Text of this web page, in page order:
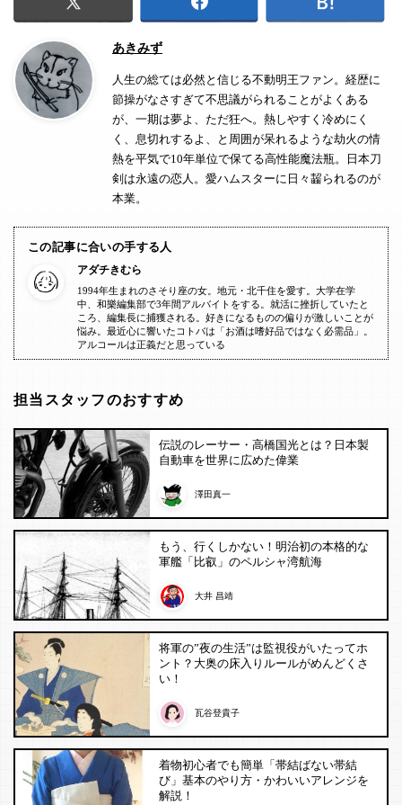
あきみず
人生の総ては必然と信じる不動明王ファン。経歴に
節操がなさすぎて不思議がられることがよくある
が、一期は夢よ、ただ狂へ。熱しやすく冷めにく
く、息切れするよ、と周囲が呆れるような劫火の情
熱を平気で10年単位で保てる高性能魔法瓶。日本刀
剣は永遠の恋人。愛ハムスターに日々齧られるのが
本業。
この記事に合いの手する人
アダチきむら
1994年生まれのさそり座の女。地元・北千住を愛す。大学在学
中、和樂編集部で3年間アルバイトをする。就活に挫折していたと
ころ、編集長に捕獲される。好きになるものの偏りが激しいことが
悩み。最近心に響いたコトバは「お酒は嗜好品ではなく必需品」。
アルコールは正義だと思っている
担当スタッフのおすすめ
伝説のレーサー・高橋国光とは？日本製
自動車を世界に広めた偉業
澤田真一
もう、行くしかない！明治初の本格的な
軍艦「比叡」のペルシャ湾航海
大井 昌靖
将軍の”夜の生活”は監視役がいたってホ
ント？大奥の床入りルールがめんどくさ
い！
瓦谷登貴子
着物初心者でも簡単「帯結ばない帯結
び」基本のやり方・かわいいアレンジを
解説！